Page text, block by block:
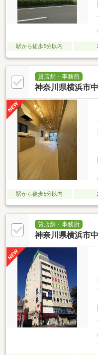
駅から徒歩5分以内
貸店舗・事務所
神奈川県横浜市
駅から徒歩5分以内
貸店舗・事務所
神奈川県横浜市